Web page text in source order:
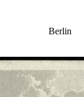
Berlin